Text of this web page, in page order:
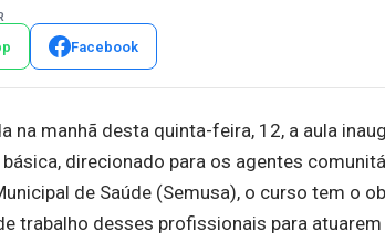
Facebook
na manhã desta quinta-feira, 12, a aula
direcionado para os agentes
de Saúde (Semusa), o curso tem o
trabalho desses profissionais para